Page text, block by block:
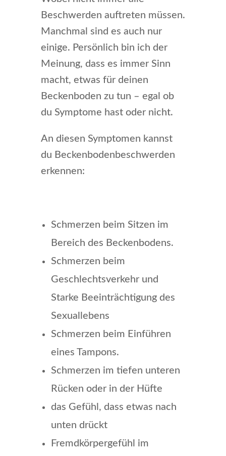
Beschwerden auftreten müssen.
Manchmal sind es auch nur
einige. Persönlich bin ich der
Meinung, dass es immer Sinn
macht, etwas für deinen
Beckenboden zu tun – egal ob
du Symptome hast oder nicht.
An diesen Symptomen kannst
du Beckenbodenbeschwerden
erkennen:
Schmerzen beim Sitzen im
Bereich des Beckenbodens.
Schmerzen beim
Geschlechtsverkehr und
Starke Beeinträchtigung des
Sexuallebens
Schmerzen beim Einführen
eines Tampons.
Schmerzen im tiefen unteren
Rücken oder in der Hüfte
das Gefühl, dass etwas nach
unten drückt
Fremdkörpergefühl im